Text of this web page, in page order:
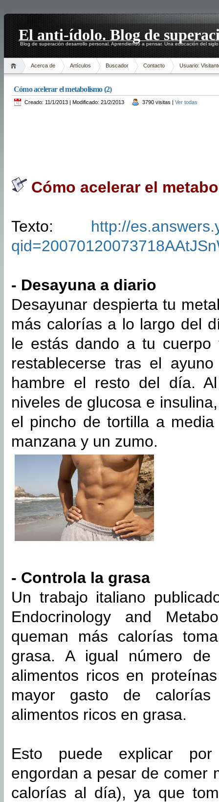
El anti-ídolo. Blog de
Blog de superación desarrollo personal. Aprendiendo a pensar. Una educación del
Acerca de Artículos Buscador Contacto Usuario:
Cómo acelerar el metabolismo (2)
Creado: 11/1/2013 | Modificado: 21/2/2013 3790 visitas | Ver todas
Cómo acelerar el
Texto:
http://
- Desayuna a diario
Desayunar despierta tu
más calorías a lo largo del
le estás dando a tu
restablecerse tras el
hambre el resto del día.
niveles de glucosa e
el pincho de tortilla a
manzana y un zumo.
- Controla la grasa
Un trabajo italiano
Endocrinology and
queman más calorías
grasa. A igual número
alimentos ricos en
mayor gasto de calorías
alimentos ricos en grasa.
Esto puede explicar
engordan a pesar de comer
calorías al día), ya que